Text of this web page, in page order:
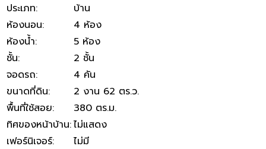
ประเภท:
บ้าน
ห้องนอน:
4 ห้อง
ห้องน้ำ:
5 ห้อง
ชั้น:
2 ชั้น
จอดรถ:
4 คัน
ขนาดที่ดิน:
2 งาน 62 ตร.ว.
พื้นที่ใช้สอย:
380 ตร.ม.
ทิศของหน้าบ้าน:ไม่แสดง
เฟอร์นิเจอร์:
ไม่มี